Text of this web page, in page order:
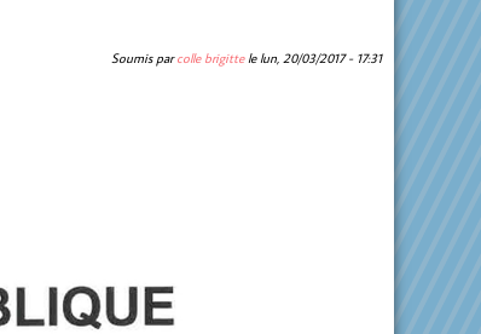
Soumis parcolle brigittelelun, 20/03/2017 - 17:31